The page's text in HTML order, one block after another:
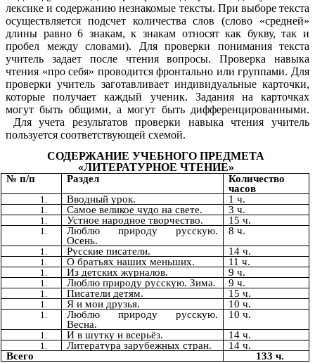
лексике и содержанию незнакомые тексты. При выборе текста
осуществляется подсчет количества слов (слово «средней»
длины равно 6 знакам, к знакам относят как букву, так и
пробел между словами). Для проверки понимания текста
учитель задает после чтения вопросы. Проверка навыка
чтения «про себя» проводится фронтально или группами. Для
проверки учитель заготавливает индивидуальные карточки,
которые получает каждый ученик. Задания на карточках
могут быть общими, а могут быть дифференцированными.
Для учета результатов проверки навыка чтения учитель
пользуется соответствующей схемой.
СОДЕРЖАНИЕ УЧЕБНОГО ПРЕДМЕТА
«ЛИТЕРАТУРНОЕ ЧТЕНИЕ»
№ п/п Раздел
Количество
часов
Вводный урок.
1 ч.
Самое великое чудо на свете.
3 ч.
Устное народное творчество.
15 ч.
Люблю природу русскую.
Осень.
8 ч.
Русские писатели.
14 ч.
О братьях наших меньших.
11 ч.
Из детских журналов.
9 ч.
Люблю природу русскую. Зима.
9 ч.
Писатели детям.
15 ч.
Я и мои друзья.
10 ч.
Люблю природу русскую.
Весна.
10 ч.
И в шутку и всерьёз.
14 ч.
Литература зарубежных стран.
14 ч.
Всего
133 ч.